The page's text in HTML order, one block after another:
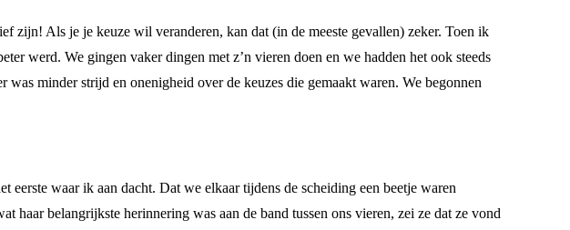
zijn! Als je je keuze wil veranderen, kan dat (in de meeste gevallen) zeker. Toen ik
werd. We gingen vaker dingen met z’n vieren doen en we hadden het ook steeds
minder strijd en onenigheid over de keuzes die gemaakt waren. We begonnen
waar ik aan dacht. Dat we elkaar tijdens de scheiding een beetje waren
belangrijkste herinnering was aan de band tussen ons vieren, zei ze dat ze vond